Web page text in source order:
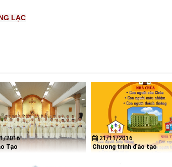
LẠC
2016
Tạo
21/11/2016
Chương trình đào tạo